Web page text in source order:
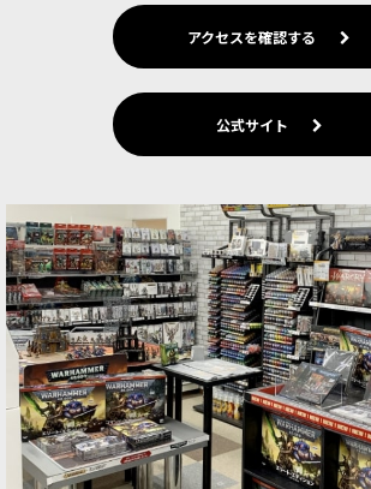
アクセスを確認する
公式サイト